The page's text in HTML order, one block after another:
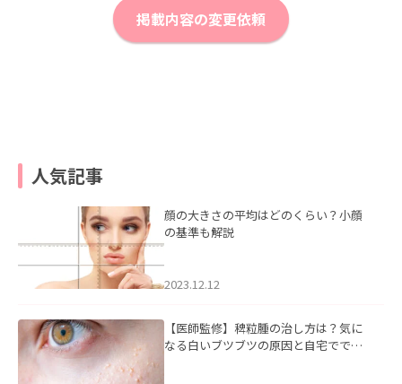
掲載内容の変更依頼
人気記事
顔の大きさの平均はどのくらい？小顔
の基準も解説
2023.12.12
【医師監修】稗粒腫の治し方は？気に
なる白いブツブツの原因と自宅ででき